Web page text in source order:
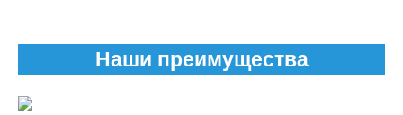
Наши преимущества